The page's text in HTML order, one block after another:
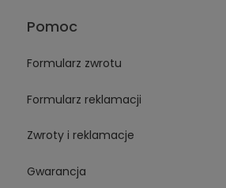
Pomoc
Formularz zwrotu
Formularz reklamacji
Zwroty i reklamacje
Gwarancja